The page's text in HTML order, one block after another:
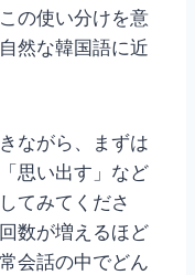
の使い分けを意
然な韓国語に近
ながら、まずは
思い出す」など
てみてくださ
数が増えるほど
会話の中でどん